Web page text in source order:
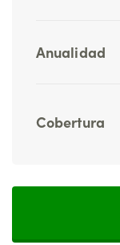
Anualidad
Cobertura